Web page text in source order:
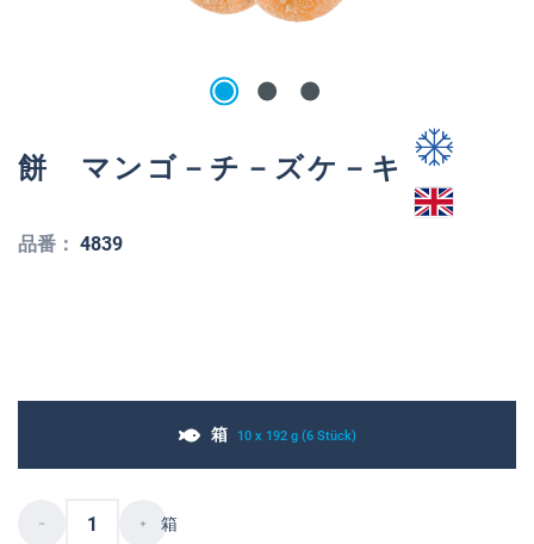
餅 マンゴ－チ－ズケ－キ
品番： 4839
箱 10 x 192 g (6 Stück)
箱